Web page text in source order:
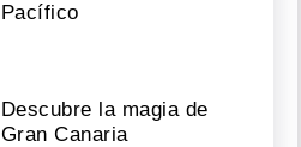
Pacífico
Descubre la magia de
Gran Canaria